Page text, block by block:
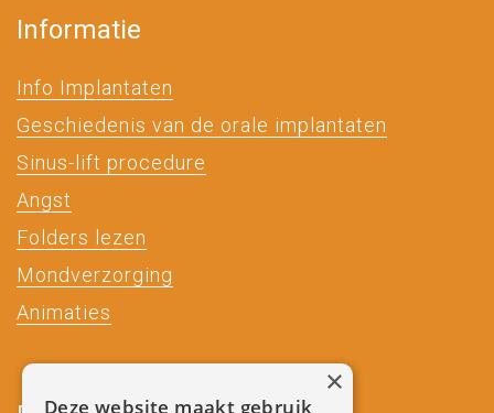
Informatie
Info Implantaten
Geschiedenis van de orale implantaten
Sinus-lift procedure
Angst
Folders lezen
Mondverzorging
Animaties
Deze website maakt gebruik
×